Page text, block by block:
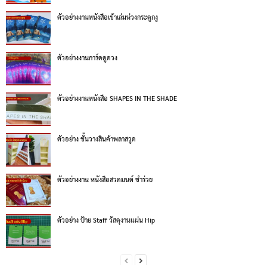
ตัวอย่างงานหนังสือเข้าเล่มห่วงกระดูกงู
ตัวอย่างงานการ์ดดูดวง
ตัวอย่างงานหนังสือ SHAPES IN THE SHADE
ตัวอย่าง ชั้นวางสินค้าพลาสวูด
ตัวอย่างงาน หนังสือสวดมนต์ ชำร่วย
ตัวอย่าง ป้าย Staff วัสดุงานแผ่น Hip